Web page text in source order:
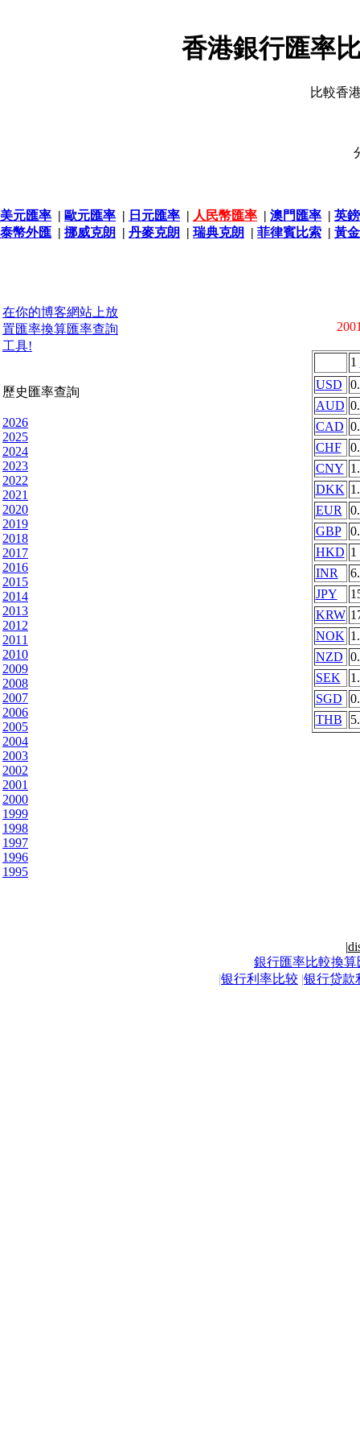
香港銀行匯率
比較香
美元匯率 | 歐元匯率 | 日元匯率 | 人民幣匯率 | 澳門匯率 | 英
泰幣外匯 | 挪威克朗 | 丹麥克朗 | 瑞典克朗 | 菲律賓比索 | 黃
在你的博客網站上放
置匯率換算匯率查詢
工具!
歷史匯率查詢
2026
2025
2024
2023
2022
2021
2020
2019
2018
2017
2016
2015
2014
2013
2012
2011
2010
2009
2008
2007
2006
2005
2004
2003
2002
2001
2000
1999
1998
1997
1996
1995
1
USD
AUD
CAD
CHF
CNY
DKK
EUR
GBP
HKD 1
INR
JPY
KRW
NOK
NZD
SEK
SGD
THB
|
銀行匯率比較換算
|银行利率比较 |银行贷款